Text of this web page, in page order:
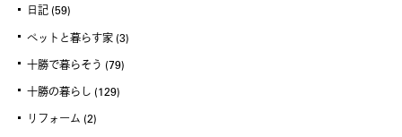
日記 (59)
ペットと暮らす家 (3)
十勝で暮らそう (79)
十勝の暮らし (129)
リフォーム (2)